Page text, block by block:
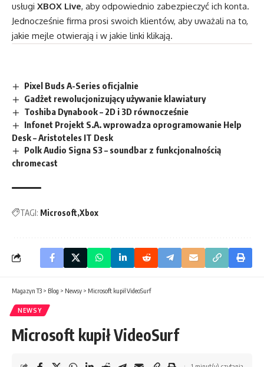
usługi XBOX Live, aby odpowiednio zabezpieczyć ich konta.
Jednocześnie firma prosi swoich klientów, aby uważali na to,
jakie mejle otwierają i w jakie linki klikają.
Pixel Buds A-Series oficjalnie
Gadżet rewolucjonizujący używanie klawiatury
Toshiba Dynabook – 2D i 3D równocześnie
Infonet Projekt S.A. wprowadza oprogramowanie Help
Desk – Aristoteles IT Desk
Polk Audio Signa S3 – soundbar z funkcjonalnością
chromecast
TAGI: Microsoft Xbox
Magazyn T3 > Blog > Newsy > Microsoft kupił VideoSurf
NEWSY
Microsoft kupił VideoSurf